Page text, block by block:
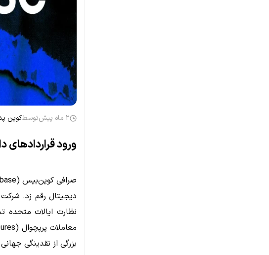
2 ماه پیش توسطکوین
ورود
نظارت ایالات متحده
بزرگی از نقدینگی